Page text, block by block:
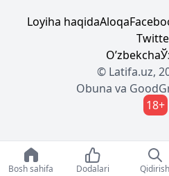
Loyiha haqidaAloqa
Oʼzbekcha
© Latifa.uz,
Obuna va
18+
Bosh sahifa Dodalari Qidirish